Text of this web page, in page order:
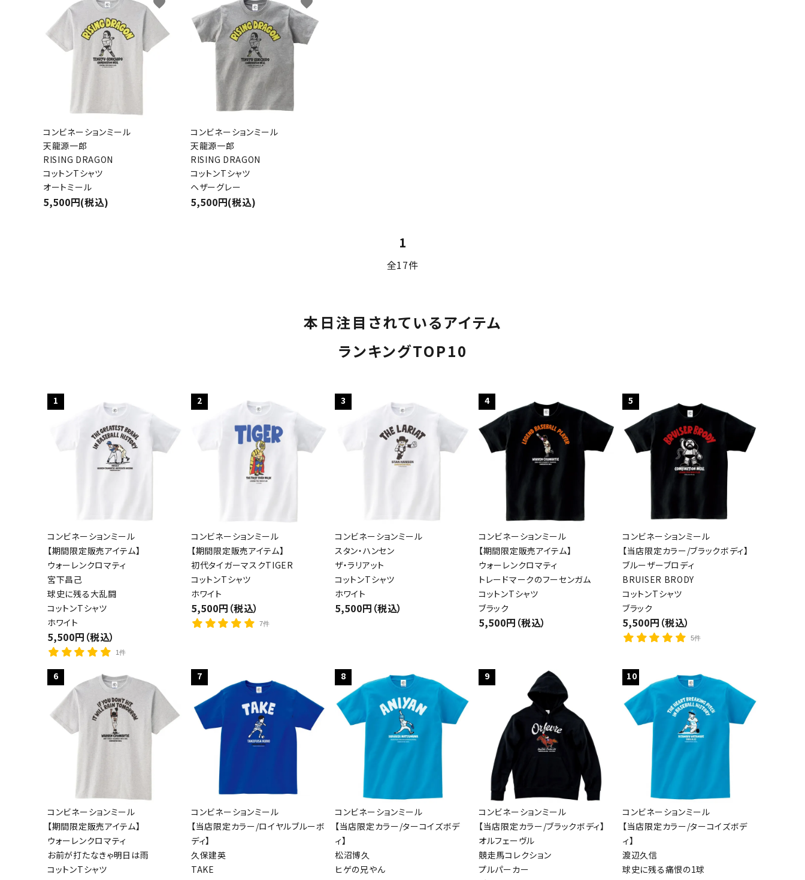
コンビネーションミール
天龍源一郎
RISING DRAGON
コットンTシャツ
オートミール
5,500円(税込)
favorite
コンビネーションミール
天龍源一郎
RISING DRAGON
コットンTシャツ
ヘザーグレー
5,500円(税込)
favorite
1
全17件
本日注目されているアイテム
ランキングTOP10
1
コンビネーションミール
【期間限定販売アイテム】
ウォーレンクロマティ
宮下昌己
球史に残る大乱闘
コットンTシャツ
ホワイト
5,500円（税込）
1件
2
コンビネーションミール
【期間限定販売アイテム】
初代タイガーマスクTIGER
コットンTシャツ
ホワイト
5,500円（税込）
7件
3
コンビネーションミール
スタン・ハンセン
ザ・ラリアット
コットンTシャツ
ホワイト
5,500円（税込）
4
コンビネーションミール
【期間限定販売アイテム】
ウォーレンクロマティ
トレードマークのフーセンガム
コットンTシャツ
ブラック
5,500円（税込）
5
コンビネーションミール
【当店限定カラー/ブラックボディ】
ブルーザーブロディ
BRUISER BRODY
コットンTシャツ
ブラック
5,500円（税込）
5件
6
コンビネーションミール
【期間限定販売アイテム】
ウォーレンクロマティ
お前が打たなきゃ明日は雨
コットンTシャツ
7
コンビネーションミール
【当店限定カラー/ロイヤルブルーボ
ディ】
久保建英
TAKE
8
コンビネーションミール
【当店限定カラー/ターコイズボデ
ィ】
松沼博久
ヒゲの兄やん
9
コンビネーションミール
【当店限定カラー/ブラックボディ】
オルフェーヴル
競走馬コレクション
プルパーカー
10
コンビネーションミール
【当店限定カラー/ターコイズボデ
ィ】
渡辺久信
球史に残る痛恨の1球